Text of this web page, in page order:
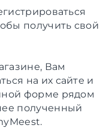
получить свой
Вам
на их сайте и
форме рядом
полученный